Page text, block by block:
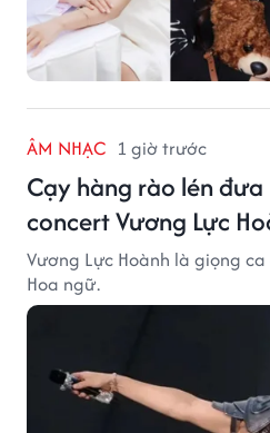
ÂM NHẠC 1 giờ trước
Cạy hàng rào lén
concert Vương Lực
Vương Lực Hoành là giọng
Hoa ngữ.